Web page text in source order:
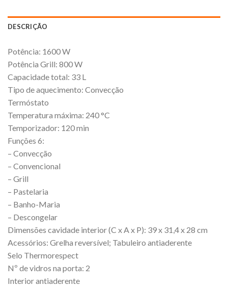
DESCRIÇÃO
Potência: 1600 W
Potência Grill: 800 W
Capacidade total: 33 L
Tipo de aquecimento: Convecção
Termóstato
Temperatura máxima: 240 °C
Temporizador: 120 min
Funções 6:
– Convecção
– Convencional
– Grill
– Pastelaria
– Banho-Maria
– Descongelar
Dimensões cavidade interior (C x A x P): 39 x 31,4 x 28 cm
Acessórios: Grelha reversível; Tabuleiro antiaderente
Selo Thermorespect
Nº de vidros na porta: 2
Interior antiaderente